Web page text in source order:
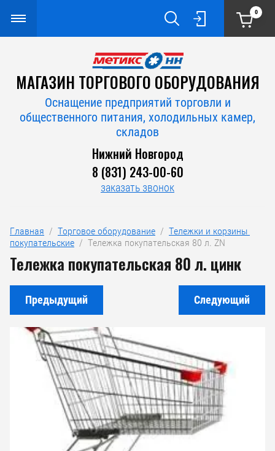
0
МАГАЗИН ТОРГОВОГО ОБОРУДОВАНИЯ
Оснащение предприятий торговли и
общественного питания, холодильных камер,
складов
Нижний Новгород
8 (831) 243-00-60
заказать звонок
Главная
  /
Торговое оборудование
  /
Тележки и корзины
покупательские
  /  Тележка покупательская 80 л. ZN
Тележка покупательская 80 л. цинк
Предыдущий Следующий